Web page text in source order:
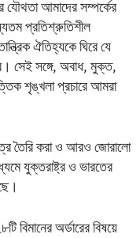
যৌথতা আমাদের সম্পর্কের
প্রতিশ্রুতিশীল
ঐতিহ্যকে ঘিরে যে
সেই সঙ্গে, অবাধ, মুক্ত,
শৃঙ্খলা প্রচারে আমরা
তৈরি করা ও আরও জোরালো
যুক্তরাষ্ট্র ও ভারতের
বিমানের অর্ডারের বিষয়ে